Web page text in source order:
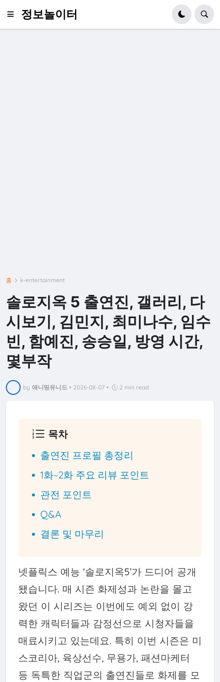
정보놀이터
홈 k-entertainment
솔로지옥 5 출연진, 갤러리, 다
시보기, 김민지, 최미나수, 임수
빈, 함예진, 송승일, 방영 시간,
몇부작
by 애니띵유니드 • 2026-08-07 • 2 min read
목차
출연진 프로필 총정리
1화~2화 주요 리뷰 포인트
관전 포인트
Q&A
결론 및 마무리
넷플릭스 예능 ‘솔로지옥5’가 드디어 공개
됐습니다. 매 시즌 화제성과 논란을 몰고
왔던 이 시리즈는 이번에도 예외 없이 강
력한 캐릭터들과 감정선으로 시청자들을
매료시키고 있는데요. 특히 이번 시즌은 미
스코리아, 육상선수, 무용가, 패션마케터
등 독특한 직업군의 출연진들로 화제를 모